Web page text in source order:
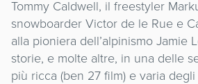
Tommy Caldwell, il freestyler
snowboarder Victor de le Rue e
alla pioniera dell’alpinismo Jamie
storie, e molte altre, in una delle
più ricca (ben 27 film) e varia